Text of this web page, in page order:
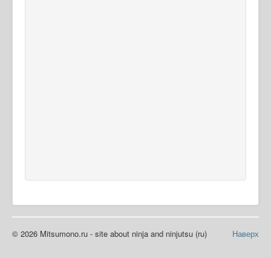
Наверх
© 2026 Mitsumono.ru - site about ninja and ninjutsu (ru)